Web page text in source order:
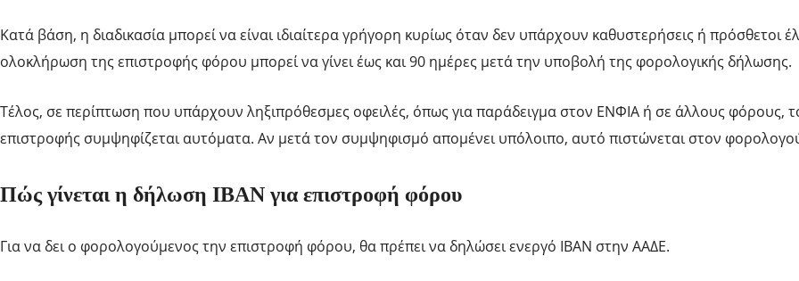
Κατά βάση, η διαδικασία μπορεί να είναι ιδιαίτερα γρήγορη κυρίως όταν δεν υπάρχουν καθυστερήσεις ή πρόσθετοι
ολοκλήρωση της επιστροφής φόρου μπορεί να γίνει έως και 90 ημέρες μετά την υποβολή της φορολογικής δήλωσης.
Τέλος, σε περίπτωση που υπάρχουν ληξιπρόθεσμες οφειλές, όπως για παράδειγμα στον ΕΝΦΙΑ ή σε άλλους φόρους,
επιστροφής συμψηφίζεται αυτόματα. Αν μετά τον συμψηφισμό απομένει υπόλοιπο, αυτό πιστώνεται στον
Πώς γίνεται η δήλωση IBAN για επιστροφή φόρου
Για να δει ο φορολογούμενος την επιστροφή φόρου, θα πρέπει να δηλώσει ενεργό IBAN στην ΑΑΔΕ.